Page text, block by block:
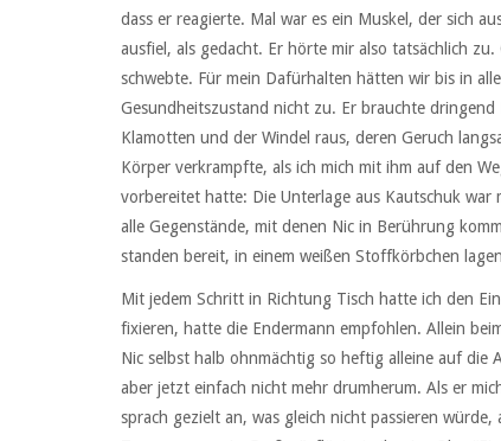
dass er reagierte. Mal war es ein Muskel, der sich
ausfiel, als gedacht. Er hörte mir also tatsächlich
schwebte. Für mein Dafürhalten hätten wir bis in
Gesundheitszustand nicht zu. Er brauchte
Klamotten und der Windel raus, deren Geruch
Körper verkrampfte, als ich mich mit ihm auf den
vorbereitet hatte: Die Unterlage aus Kautschuk war
alle Gegenstände, mit denen Nic in Berührung
standen bereit, in einem weißen Stoffkörbchen
Mit jedem Schritt in Richtung Tisch hatte ich den
fixieren, hatte die Endermann empfohlen. Allein
Nic selbst halb ohnmächtig so heftig alleine auf die
aber jetzt einfach nicht mehr drumherum. Als er
sprach gezielt an, was gleich nicht passieren